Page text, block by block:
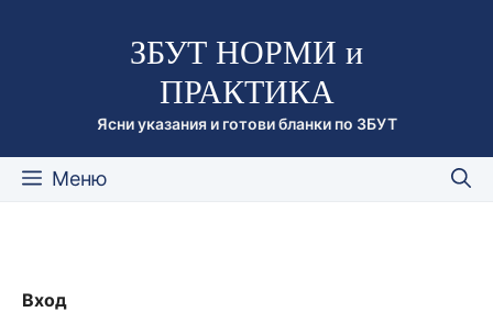
съдържаниетоЗБУТ НОРМИ и
ПРАКТИКА
Ясни указания и готови бланки по ЗБУТ
Меню
Вход